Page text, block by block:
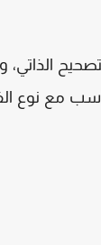
الذاتي،
مع نوع